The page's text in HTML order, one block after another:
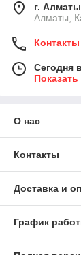
г. Алматы
Алматы,
Контакты
Сегодня
О нас
Контакты
Доставка и
График